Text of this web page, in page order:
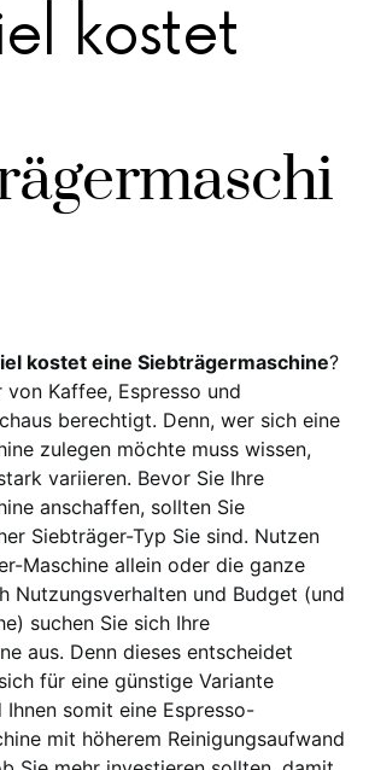
kostet
kostet eine Siebträgermaschine?
von Kaffee, Espresso und
berechtigt. Denn, wer sich eine
zulegen möchte muss wissen,
variieren. Bevor Sie Ihre
anschaffen, sollten Sie
Siebträger-Typ Sie sind. Nutzen
Maschine allein oder die ganze
Nutzungsverhalten und Budget (und
suchen Sie sich Ihre
aus. Denn dieses entscheidet
für eine günstige Variante
Ihnen somit eine Espresso-
mit höherem Reinigungsaufwand